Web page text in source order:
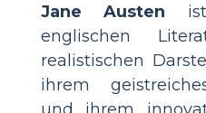
Jane Austen
englischen
realistischen
ihrem